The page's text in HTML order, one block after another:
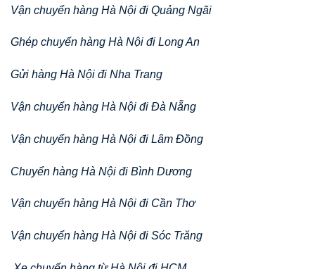
Vận chuyển hàng Hà Nội đi Quảng Ngãi
Ghép chuyển hàng Hà Nội đi Long An
Gửi hàng Hà Nội đi Nha Trang
Vận chuyển hàng Hà Nội đi Đà Nẵng
Vận chuyển hàng Hà Nội đi Lâm Đồng
Chuyển hàng Hà Nội đi Bình Dương
Vận chuyển hàng Hà Nội đi Cần Thơ
Vận chuyển hàng Hà Nội đi Sóc Trăng